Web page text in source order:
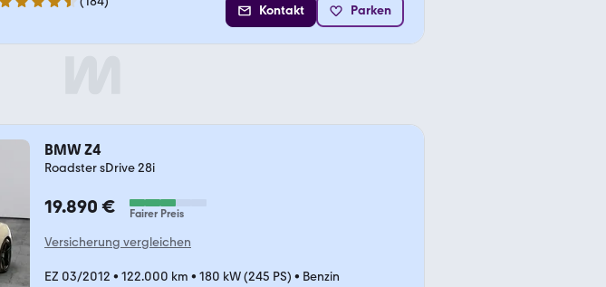
4.5 Sterne Kontakt Parken
BMW Z4
Roadster sDrive 28i
19.890 € Fairer Preis
Versicherung vergleichen
EZ 03/2012 • 122.000 km • 180 kW (245 PS) • Benzin